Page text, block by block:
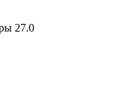
27.0